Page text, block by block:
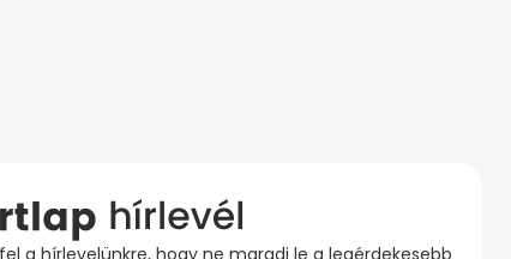
a hírlevelünkre, hogy ne maradj le a legérdekesebb